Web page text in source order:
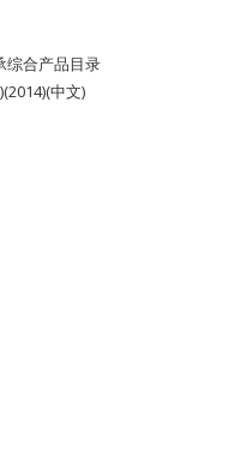
综合产品目录
中文)